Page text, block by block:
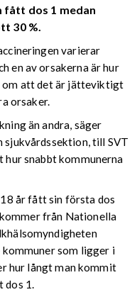
fått dos 1 medan
30 %.
varierar
en av orsakerna är hur
om att det är jätteviktigt
orsaker.
än andra, säger
sjukvårdssektion, till SVT
hur snabbt kommunerna
år fått sin första dos
från Nationella
kommuner som ligger i
hur långt man kommit
dos 1.